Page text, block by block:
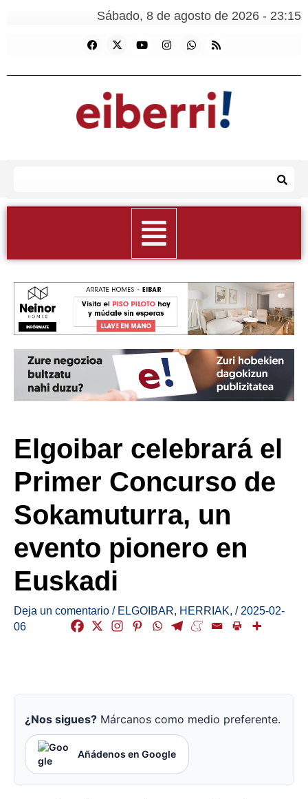
Sábado, 8 de agosto de 2026 - 23:15
Elgoibar celebrará el
Primer Concurso de
Sokamuturra, un
evento pionero en
Euskadi
Deja un comentario / ELGOIBAR, HERRIAK, / 2025-02-
06
¿Nos sigues? Márcanos como medio preferente.
Añádenos en Google